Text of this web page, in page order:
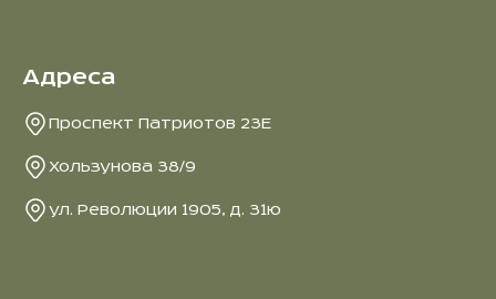
Адреса
Проспект Патриотов 23Е
Хользунова 38/9
ул. Революции 1905, д. 31ю